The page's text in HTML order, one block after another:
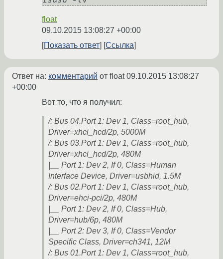
float
09.10.2015 13:08:27 +00:00
Показать ответ
Ссылка
Ответ на: комментарий от float09.10.2015 13:08:27
+00:00
Вот то, что я получил:
/: Bus 04.Port 1: Dev 1, Class=root_hub,
Driver=xhci_hcd/2p, 5000M
/: Bus 03.Port 1: Dev 1, Class=root_hub,
Driver=xhci_hcd/2p, 480M
|__ Port 1: Dev 2, If 0, Class=Human
Interface Device, Driver=usbhid, 1.5M
/: Bus 02.Port 1: Dev 1, Class=root_hub,
Driver=ehci-pci/2p, 480M
|__ Port 1: Dev 2, If 0, Class=Hub,
Driver=hub/6p, 480M
|__ Port 2: Dev 3, If 0, Class=Vendor
Specific Class, Driver=ch341, 12M
/: Bus 01.Port 1: Dev 1, Class=root_hub,